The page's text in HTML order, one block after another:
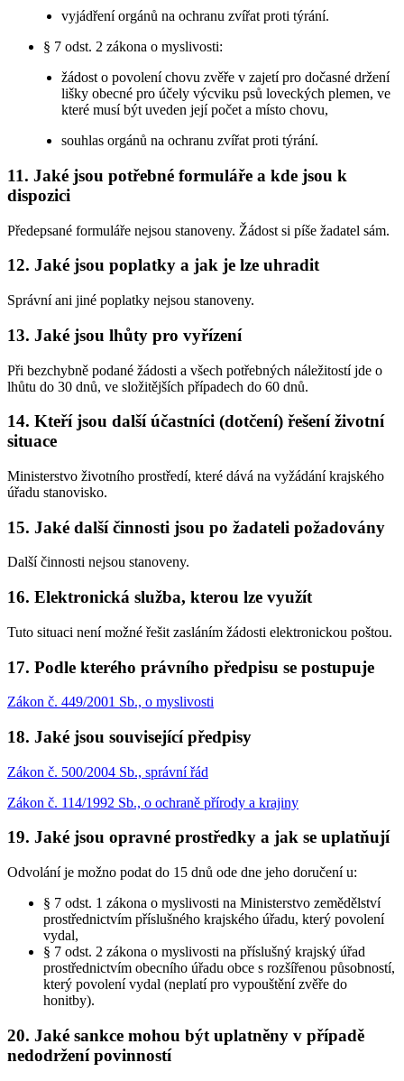
vyjádření orgánů na ochranu zvířat proti týrání.
§ 7 odst. 2 zákona o myslivosti:
žádost o povolení chovu zvěře v zajetí pro dočasné držení
lišky obecné pro účely výcviku psů loveckých plemen, ve
které musí být uveden její počet a místo chovu,
souhlas orgánů na ochranu zvířat proti týrání.
11. Jaké jsou potřebné formuláře a kde jsou k
dispozici
Předepsané formuláře nejsou stanoveny. Žádost si píše žadatel sám.
12. Jaké jsou poplatky a jak je lze uhradit
Správní ani jiné poplatky nejsou stanoveny.
13. Jaké jsou lhůty pro vyřízení
Při bezchybně podané žádosti a všech potřebných náležitostí jde o
lhůtu do 30 dnů, ve složitějších případech do 60 dnů.
14. Kteří jsou další účastníci (dotčení) řešení životní
situace
Ministerstvo životního prostředí, které dává na vyžádání krajského
úřadu stanovisko.
15. Jaké další činnosti jsou po žadateli požadovány
Další činnosti nejsou stanoveny.
16. Elektronická služba, kterou lze využít
Tuto situaci není možné řešit zasláním žádosti elektronickou poštou.
17. Podle kterého právního předpisu se postupuje
Zákon č. 449/2001 Sb., o myslivosti
18. Jaké jsou související předpisy
Zákon č. 500/2004 Sb., správní řád
Zákon č. 114/1992 Sb., o ochraně přírody a krajiny
19. Jaké jsou opravné prostředky a jak se uplatňují
Odvolání je možno podat do 15 dnů ode dne jeho doručení u:
§ 7 odst. 1 zákona o myslivosti na Ministerstvo zemědělství
prostřednictvím příslušného krajského úřadu, který povolení
vydal,
§ 7 odst. 2 zákona o myslivosti na příslušný krajský úřad
prostřednictvím obecního úřadu obce s rozšířenou působností,
který povolení vydal (neplatí pro vypouštění zvěře do
honitby).
20. Jaké sankce mohou být uplatněny v případě
nedodržení povinností